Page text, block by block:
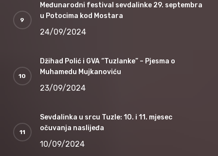
Međunarodni festival sevdalinke 29. septembra
u Potocima kod Mostara
24/09/2024
Džihad Polić i GVA “Tuzlanke” – Pjesma o
Muhamedu Mujkanoviću
23/09/2024
Sevdalinka u srcu Tuzle: 10. i 11. mjesec
očuvanja naslijeđa
10/09/2024